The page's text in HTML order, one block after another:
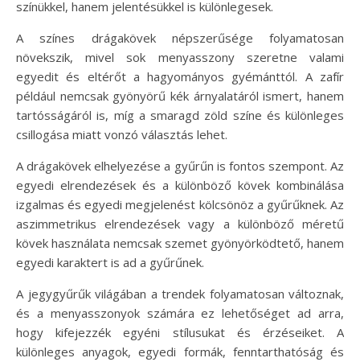
színükkel, hanem jelentésükkel is különlegesek.
A színes drágakövek népszerűsége folyamatosan
növekszik, mivel sok menyasszony szeretne valami
egyedit és eltérőt a hagyományos gyémánttól. A zafír
például nemcsak gyönyörű kék árnyalatáról ismert, hanem
tartósságáról is, míg a smaragd zöld színe és különleges
csillogása miatt vonzó választás lehet.
A drágakövek elhelyezése a gyűrűn is fontos szempont. Az
egyedi elrendezések és a különböző kövek kombinálása
izgalmas és egyedi megjelenést kölcsönöz a gyűrűknek. Az
aszimmetrikus elrendezések vagy a különböző méretű
kövek használata nemcsak szemet gyönyörködtető, hanem
egyedi karaktert is ad a gyűrűnek.
A jegygyűrűk világában a trendek folyamatosan változnak,
és a menyasszonyok számára ez lehetőséget ad arra,
hogy kifejezzék egyéni stílusukat és érzéseiket. A
különleges anyagok, egyedi formák, fenntarthatóság és